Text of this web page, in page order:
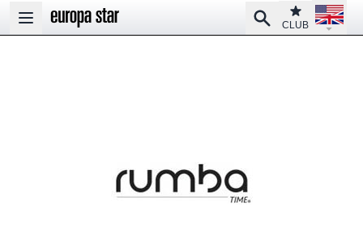
Open main menu
SearchClub
CLUB
Open